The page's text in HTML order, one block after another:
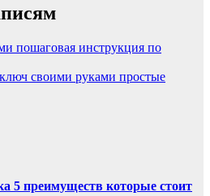
пошаговая инструкция по
своими руками простые
5 преимуществ которые стоит